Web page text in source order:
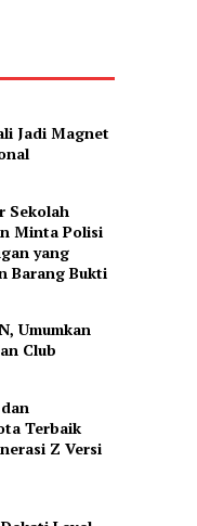
Jadi Magnet
Sekolah
Minta Polisi
yang
Barang Bukti
Umumkan
Club
Terbaik
Z Versi